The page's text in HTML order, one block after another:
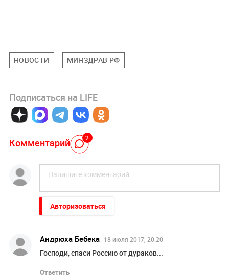
НОВОСТИ МИНЗДРАВ РФ
Подписаться на LIFE
Комментарий 2
Авторизоваться
Андрюха Бебека 18 июля 2017, 20:20
Господи, спаси Россию от дураков...
Ответить